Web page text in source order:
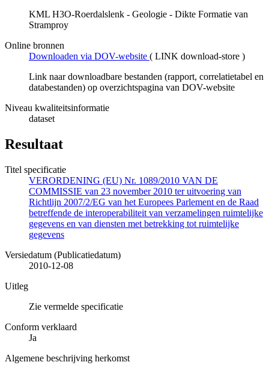
KML H3O-Roerdalslenk - Geologie - Dikte Formatie van
Stramproy
Online bronnen
Downloaden via DOV-website ( LINK download-store )
Link naar downloadbare bestanden (rapport, correlatietabel en
databestanden) op overzichtspagina van DOV-website
Niveau kwaliteitsinformatie
dataset
Resultaat
Titel specificatie
VERORDENING (EU) Nr. 1089/2010 VAN DE
COMMISSIE van 23 november 2010 ter uitvoering van
Richtlijn 2007/2/EG van het Europees Parlement en de Raad
betreffende de interoperabiliteit van verzamelingen ruimtelijke
gegevens en van diensten met betrekking tot ruimtelijke
gegevens
Versiedatum (Publicatiedatum)
2010-12-08
Uitleg
Zie vermelde specificatie
Conform verklaard
Ja
Algemene beschrijving herkomst